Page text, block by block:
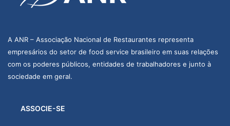
A ANR – Associação Nacional de Restaurantes representa
empresários do setor de food service brasileiro em suas relações
com os poderes públicos, entidades de trabalhadores e junto à
sociedade em geral.
ASSOCIE-SE